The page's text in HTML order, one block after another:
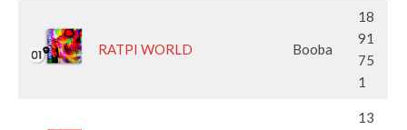
RATPI WORLD Booba
18
91
75
1
13